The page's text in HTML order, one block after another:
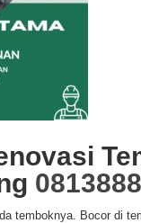
temboknya. Bocor di